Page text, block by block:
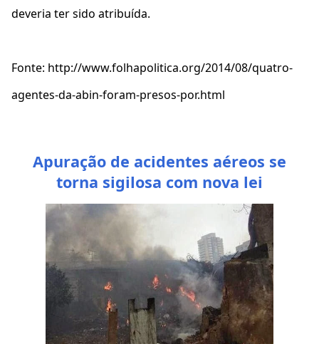
deveria ter sido atribuída.
Fonte: http://www.folhapolitica.org/2014/08/quatro-
agentes-da-abin-foram-presos-por.html
Apuração de acidentes aéreos se
torna sigilosa com nova lei